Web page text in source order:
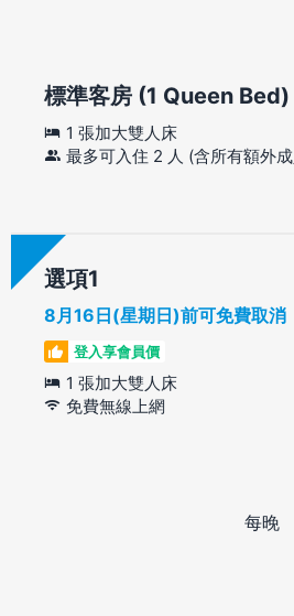
標準客房 (1 Queen Bed)
1 張加大雙人床
最多可入住 2 人 (含所有額外
選項
8月16日(星期日)前可免費取消
登入享會員價
1 張加大雙人床
免費無線上網
每晚